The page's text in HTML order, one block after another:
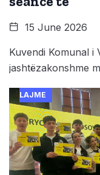
15 June 2026
Kuvendi Komunal i
jashtëzakonshme
LAJME